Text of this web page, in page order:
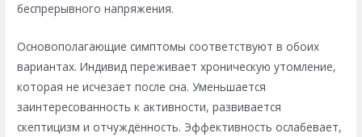
беспрерывного напряжения.
Основополагающие симптомы соответствуют в обоих
вариантах. Индивид переживает хроническую утомление,
которая не исчезает после сна. Уменьшается
заинтересованность к активности, развивается
скептицизм и отчуждённость. Эффективность ослабевает,